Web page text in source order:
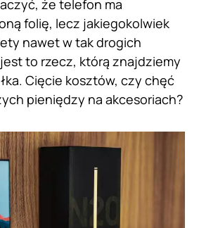
że telefon ma
folię, lecz jakiegokolwiek
nawet w tak drogich
to rzecz, którą znajdziemy
Cięcie kosztów, czy chęć
pieniędzy na akcesoriach?